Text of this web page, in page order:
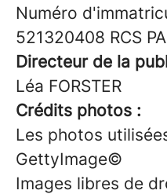
Numéro
521320408 RCS
Directeur de la
Léa FORSTER
Crédits photos :
Les photos
GettyImage©
Images libres de